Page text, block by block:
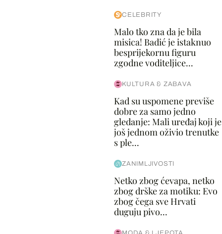
CELEBRITY
Malo tko zna da je bila
misica! Badić je istaknuo
besprijekornu figuru
zgodne voditeljice...
KULTURA & ZABAVA
Kad su uspomene previše
dobre za samo jedno
gledanje: Mali uređaj koji je
još jednom oživio trenutke
s ple...
ZANIMLJIVOSTI
Netko zbog ćevapa, netko
zbog drške za motiku: Evo
zbog čega sve Hrvati
duguju pivo...